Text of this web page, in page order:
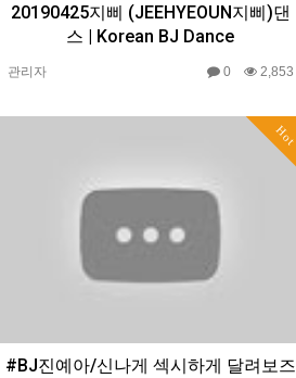
20190425지삐 (JEEHYEOUN지삐)댄
스 | Korean BJ Dance
관리자 0 2,853
Hot
#BJ진예아/신나게 섹시하게 달려보즈